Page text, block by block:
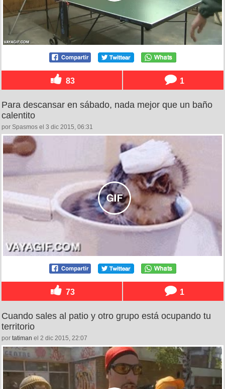
83 1
Para descansar en sábado, nada mejor que un baño
calentito
por Spasmos el 3 dic 2015, 06:31
73 1
Cuando sales al patio y otro grupo está ocupando tu
territorio
por tatiman el 2 dic 2015, 22:07